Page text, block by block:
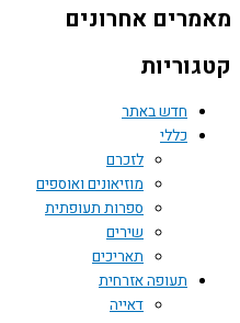
אחרונים
חדש באתר
כללי
לזכרם
מוזיאונים ואוספים
ספרות תעופתית
שירים
תאריכים
תעופה אזרחית
דאייה